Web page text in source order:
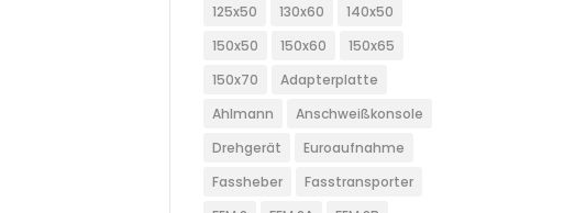
125x50
130x60
140x50
150x50
150x60
150x65
150x70
Adapterplatte
Ahlmann
Anschweißkonsole
Drehgerät
Euroaufnahme
Fassheber
Fasstransporter